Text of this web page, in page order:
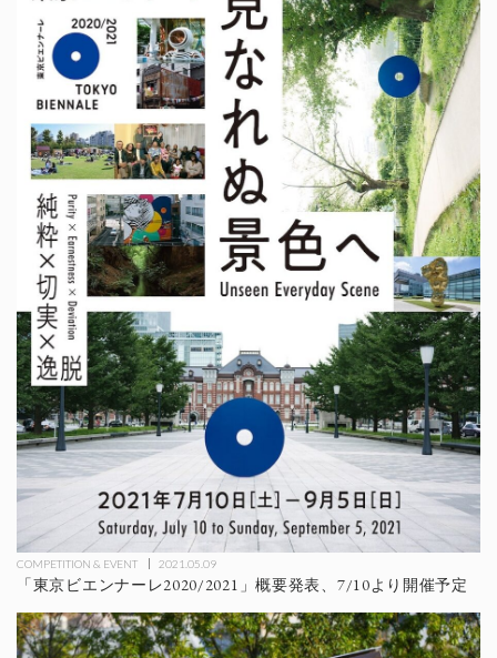
COMPETITION & EVENT 2021.05.09
「東京ビエンナーレ2020/2021」概要発表、7/10より開催予定